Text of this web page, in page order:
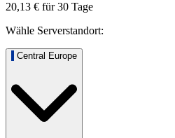
20,13 € für30 Tage
Wähle Serverstandort:
Central Europe